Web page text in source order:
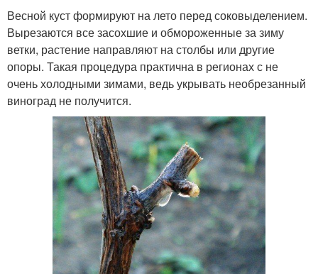
Весной куст формируют на лето перед соковыделением.
Вырезаются все засохшие и обмороженные за зиму
ветки, растение направляют на столбы или другие
опоры. Такая процедура практична в регионах с не
очень холодными зимами, ведь укрывать необрезанный
виноград не получится.